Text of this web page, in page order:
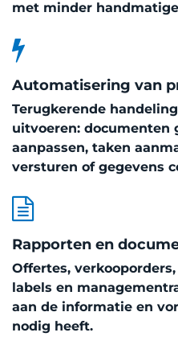
met minder
Automatisering van
Terugkerende
uitvoeren: documenten
aanpassen, taken
versturen of gegevens
Rapporten en
Offertes,
labels en
aan de informatie en
nodig heeft.